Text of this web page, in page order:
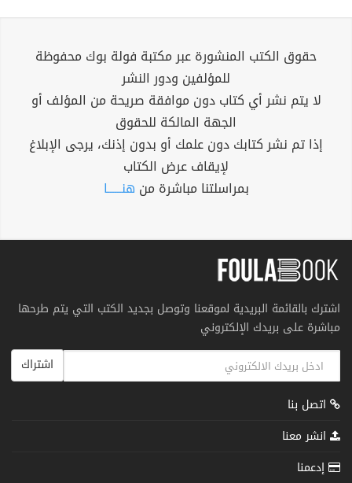
حقوق الكتب المنشورة عبر مكتبة فولة بوك محفوظة
للمؤلفين ودور النشر
لا يتم نشر أي كتاب دون موافقة صريحة من المؤلف أو
الجهة المالكة للحقوق
إذا تم نشر كتابك دون علمك أو بدون إذنك، يرجى الإبلاغ
لإيقاف عرض الكتاب
بمراسلتنا مباشرة من هنــــــا
اشترك بالقائمة البريدية لموقعنا وتوصل بجديد الكتب التي يتم طرحها
مباشرة على بريدك الإلكتروني
اشتراك
اتصل بنا
انشر معنا
إدعمنا